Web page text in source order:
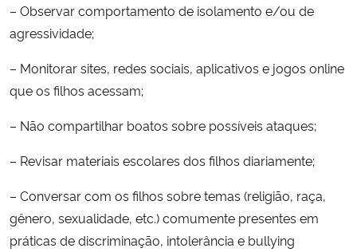
– Observar comportamento de isolamento e/ou de
agressividade;
– Monitorar sites, redes sociais, aplicativos e jogos online
que os filhos acessam;
– Não compartilhar boatos sobre possíveis ataques;
– Revisar materiais escolares dos filhos diariamente;
– Conversar com os filhos sobre temas (religião, raça,
gênero, sexualidade, etc.) comumente presentes em
práticas de discriminação, intolerância e bullying